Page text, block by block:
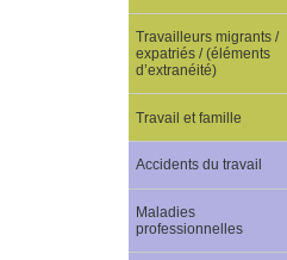
Travailleurs migrants /
expatriés / (éléments
d’extranéité)
Travail et famille
Accidents du travail
Maladies
professionnelles